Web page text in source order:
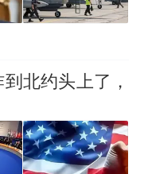
北约头上了，